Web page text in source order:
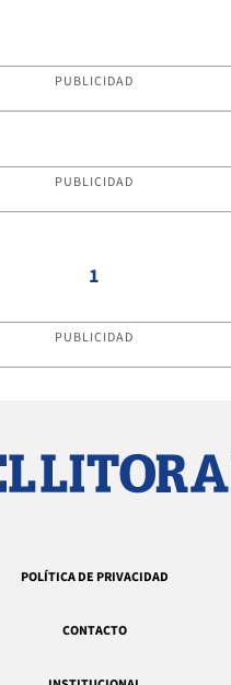
PUBLICIDAD
PUBLICIDAD
1
PUBLICIDAD
POLÍTICA DE PRIVACIDAD
CONTACTO